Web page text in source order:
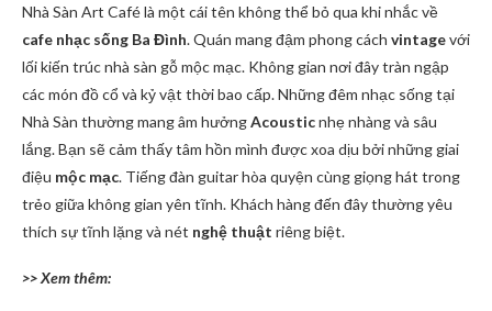
Nhà Sàn Art Café là một cái tên không thể bỏ qua khi nhắc về
cafe nhạc sống Ba Đình. Quán mang đậm phong cách vintagevới
lối kiến trúc nhà sàn gỗ mộc mạc. Không gian nơi đây tràn ngập
các món đồ cổ và kỷ vật thời bao cấp. Những đêm nhạc sống tại
Nhà Sàn thường mang âm hưởngAcousticnhẹ nhàng và sâu
lắng. Bạn sẽ cảm thấy tâm hồn mình được xoa dịu bởi những giai
điệu mộc mạc. Tiếng đàn guitar hòa quyện cùng giọng hát trong
trẻo giữa không gian yên tĩnh. Khách hàng đến đây thường yêu
thích sự tĩnh lặng và nét nghệ thuật riêng biệt.
>> Xem thêm: